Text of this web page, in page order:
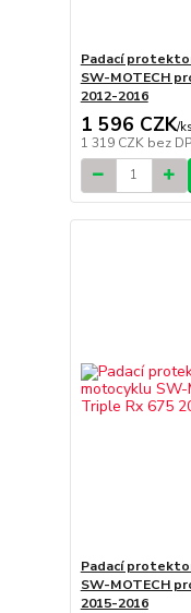
Padací
SW-MOTECH
2012-2016
1 596 CZK/ks
1 319 CZK bez
Padací
SW-MOTECH
2015-2016